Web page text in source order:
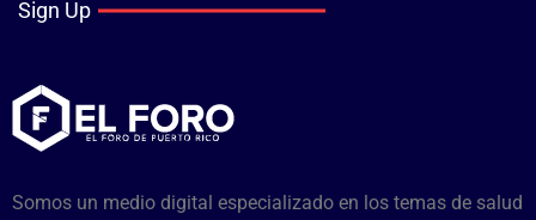
Sign Up
Somos un medio digital especializado en los temas de salud